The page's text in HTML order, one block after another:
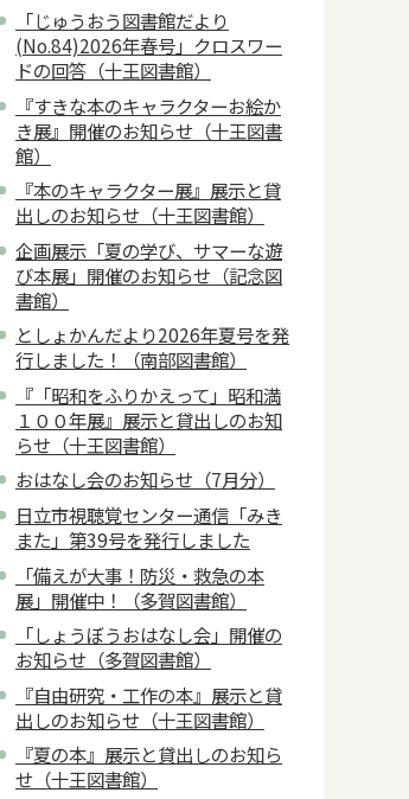
「じゅうおう図書館だより
(No.84)2026年春号」クロスワー
ドの回答（十王図書館）
『すきな本のキャラクターお絵か
き展』開催のお知らせ（十王図書
館）
『本のキャラクター展』展示と貸
出しのお知らせ（十王図書館）
企画展示「夏の学び、サマーな遊
び本展」開催のお知らせ（記念図
書館）
としょかんだより2026年夏号を発
行しました！（南部図書館）
『「昭和をふりかえって」昭和満
１００年展』展示と貸出しのお知
らせ（十王図書館）
おはなし会のお知らせ（7月分）
日立市視聴覚センター通信「みき
また」第39号を発行しました
「備えが大事！防災・救急の本
展」開催中！（多賀図書館）
「しょうぼうおはなし会」開催の
お知らせ（多賀図書館）
『自由研究・工作の本』展示と貸
出しのお知らせ（十王図書館）
『夏の本』展示と貸出しのお知ら
せ（十王図書館）